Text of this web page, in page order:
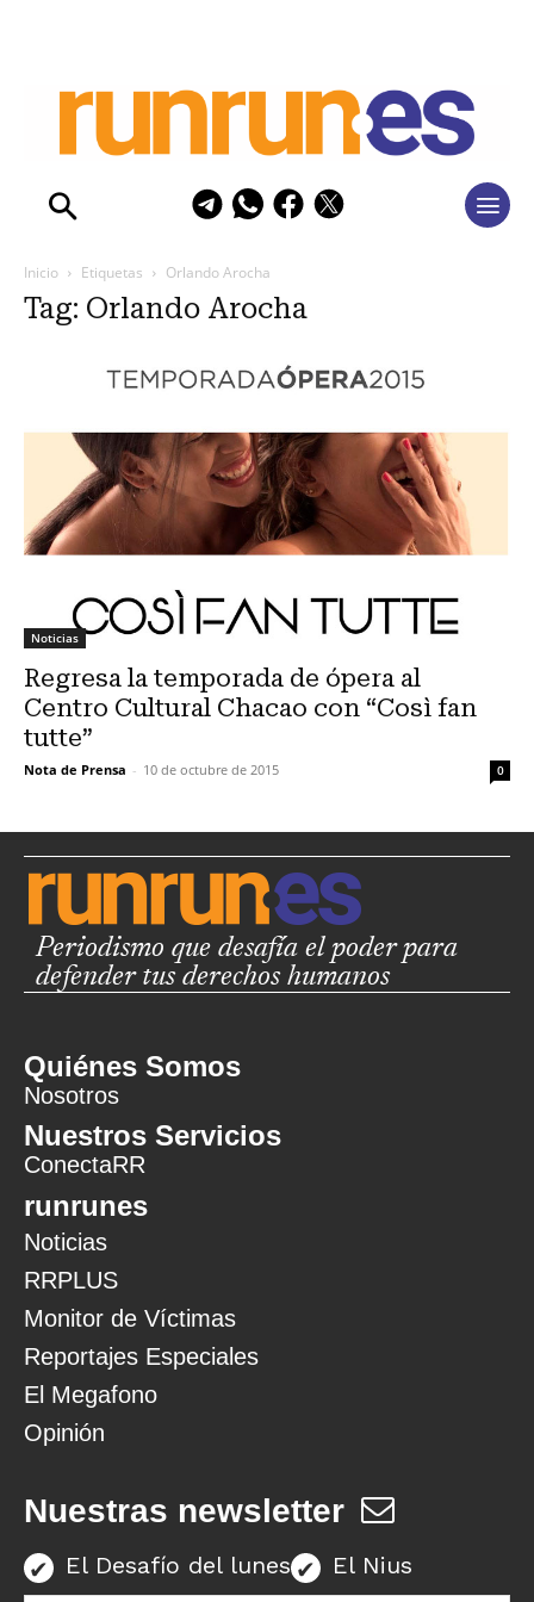
Inicio Etiquetas Orlando Arocha
Tag: Orlando Arocha
Noticias
Regresa la temporada de ópera al
Centro Cultural Chacao con “Così fan
tutte”
Nota de Prensa - 10 de octubre de 2015 0
Periodismo que desafía el poder para
defender tus derechos humanos
Quiénes Somos
Nosotros
Nuestros Servicios
ConectaRR
runrunes
Noticias
RRPLUS
Monitor de Víctimas
Reportajes Especiales
El Megafono
Opinión
Nuestras newsletter
El Desafío del lunes El Nius